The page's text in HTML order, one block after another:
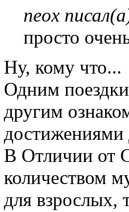
neox
просто
Ну, кому что...
Одним
другим
достижениями
В Отличии от
количеством
для взрослых,